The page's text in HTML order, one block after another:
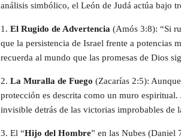
análisis simbólico, el León de Judá actúa bajo
1. El Rugido de Advertencia (Amós 3:8): “Si
que la persistencia de Israel frente a potencias
recuerda al mundo que las promesas de Dios
2. La Muralla de Fuego (Zacarías 2:5):
protección es descrita como un muro
invisible detrás de las victorias improbables de
3. El “Hijo del Hombre” en las Nubes (Daniel